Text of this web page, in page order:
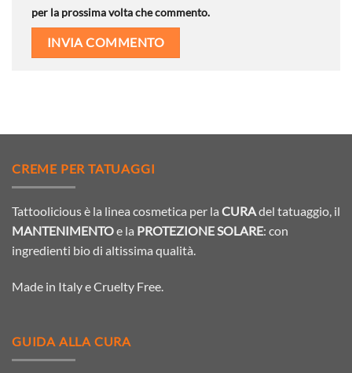
per la prossima volta che commento.
CREME PER TATUAGGI
Tattoolicious è la linea cosmetica per la CURAdel tatuaggio, il
MANTENIMENTOe la PROTEZIONE SOLARE: con
ingredienti bio di altissima qualità.
Made in Italy e Cruelty Free.
GUIDA ALLA CURA